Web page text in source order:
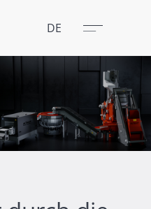
DE Menü
Schließen